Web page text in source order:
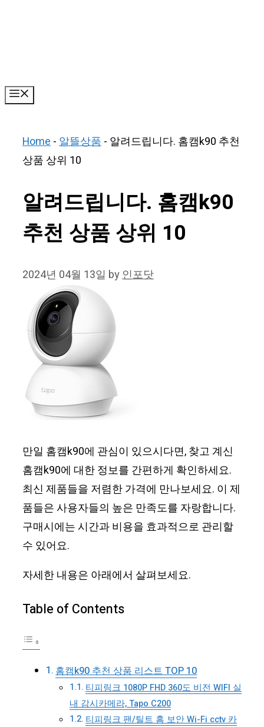
Home-알뜰상품- 알려드립니다. 홈캠k90 추천
상품 상위 10
알려드립니다. 홈캠k90
추천 상품 상위 10
2024년 04월 13일 by인포닷
만일 홈캠k90에 관심이 있으시다면, 찾고 계신
홈캠k90에 대한 정보를 간편하게 확인하세요.
최신 제품들을 저렴한 가격에 만나보세요. 이 제
품들은 사용자들의 높은 만족도를 자랑합니다.
구매시에는 시간과 비용을 효과적으로 관리할
수 있어요.
자세한 내용은 아래에서 살펴보세요.
Table of Contents
홈캠k90 추천 상품 리스트 TOP 10
티피링크 1080P FHD 360도 비전 WIFI 실
내 감시카메라, Tapo C200
티피링크 팬/틸트 홈 보안 Wi-Fi cctv 카